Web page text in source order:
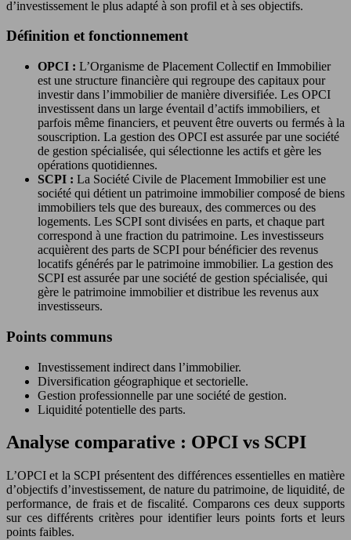
d’investissement le plus adapté à son profil et à ses objectifs.
Définition et fonctionnement
OPCI : L’Organisme de Placement Collectif en Immobilier
est une structure financière qui regroupe des capitaux pour
investir dans l’immobilier de manière diversifiée. Les OPCI
investissent dans un large éventail d’actifs immobiliers, et
parfois même financiers, et peuvent être ouverts ou fermés à la
souscription. La gestion des OPCI est assurée par une société
de gestion spécialisée, qui sélectionne les actifs et gère les
opérations quotidiennes.
SCPI : La Société Civile de Placement Immobilier est une
société qui détient un patrimoine immobilier composé de biens
immobiliers tels que des bureaux, des commerces ou des
logements. Les SCPI sont divisées en parts, et chaque part
correspond à une fraction du patrimoine. Les investisseurs
acquièrent des parts de SCPI pour bénéficier des revenus
locatifs générés par le patrimoine immobilier. La gestion des
SCPI est assurée par une société de gestion spécialisée, qui
gère le patrimoine immobilier et distribue les revenus aux
investisseurs.
Points communs
Investissement indirect dans l’immobilier.
Diversification géographique et sectorielle.
Gestion professionnelle par une société de gestion.
Liquidité potentielle des parts.
Analyse comparative : OPCI vs SCPI
L’OPCI et la SCPI présentent des différences essentielles en matière
d’objectifs d’investissement, de nature du patrimoine, de liquidité, de
performance, de frais et de fiscalité. Comparons ces deux supports
sur ces différents critères pour identifier leurs points forts et leurs
points faibles.